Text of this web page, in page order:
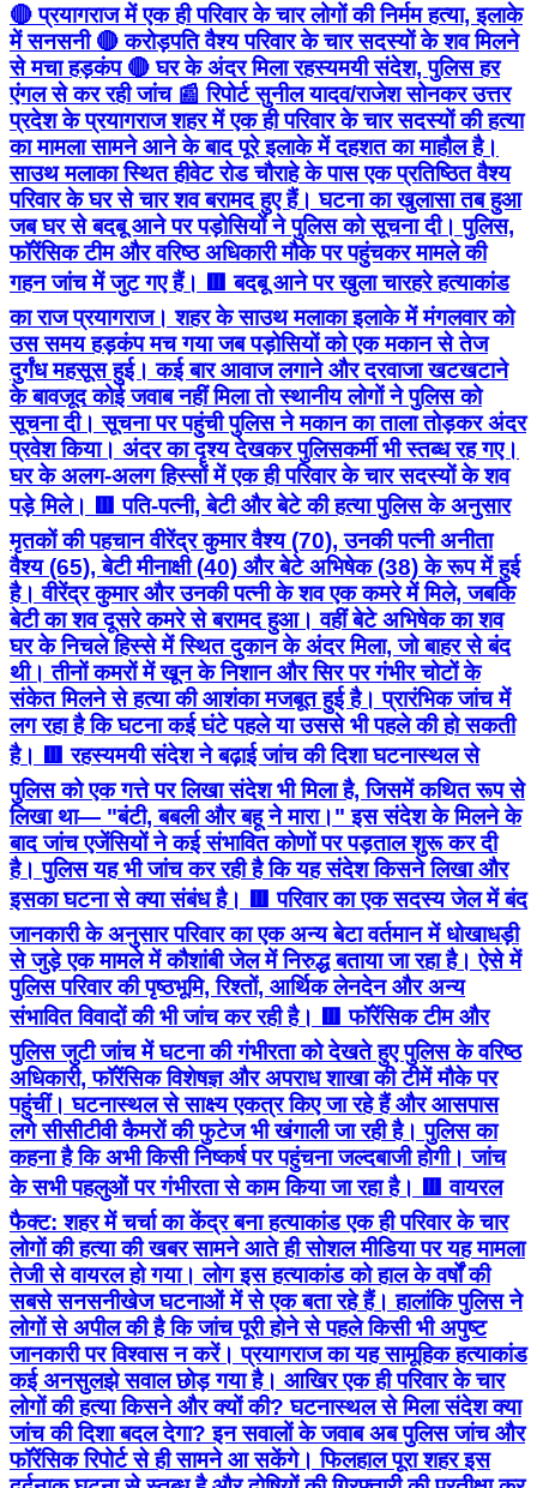
🔴 प्रयागराज में एक ही परिवार के चार लोगों की निर्मम हत्या, इलाके
में सनसनी 🔴 करोड़पति वैश्य परिवार के चार सदस्यों के शव मिलने
से मचा हड़कंप 🔴 घर के अंदर मिला रहस्यमयी संदेश, पुलिस हर
एंगल से कर रही जांच 📰 रिपोर्ट सुनील यादव/राजेश सोनकर उत्तर
प्रदेश के प्रयागराज शहर में एक ही परिवार के चार सदस्यों की हत्या
का मामला सामने आने के बाद पूरे इलाके में दहशत का माहौल है।
साउथ मलाका स्थित हीवेट रोड चौराहे के पास एक प्रतिष्ठित वैश्य
परिवार के घर से चार शव बरामद हुए हैं। घटना का खुलासा तब हुआ
जब घर से बदबू आने पर पड़ोसियों ने पुलिस को सूचना दी। पुलिस,
फॉरेंसिक टीम और वरिष्ठ अधिकारी मौके पर पहुंचकर मामले की
गहन जांच में जुट गए हैं। 🟥 बदबू आने पर खुला चारहरे हत्याकांड
का राज प्रयागराज। शहर के साउथ मलाका इलाके में मंगलवार को
उस समय हड़कंप मच गया जब पड़ोसियों को एक मकान से तेज
दुर्गंध महसूस हुई। कई बार आवाज लगाने और दरवाजा खटखटाने
के बावजूद कोई जवाब नहीं मिला तो स्थानीय लोगों ने पुलिस को
सूचना दी। सूचना पर पहुंची पुलिस ने मकान का ताला तोड़कर अंदर
प्रवेश किया। अंदर का दृश्य देखकर पुलिसकर्मी भी स्तब्ध रह गए।
घर के अलग-अलग हिस्सों में एक ही परिवार के चार सदस्यों के शव
पड़े मिले। 🟥 पति-पत्नी, बेटी और बेटे की हत्या पुलिस के अनुसार
मृतकों की पहचान वीरेंद्र कुमार वैश्य (70), उनकी पत्नी अनीता
वैश्य (65), बेटी मीनाक्षी (40) और बेटे अभिषेक (38) के रूप में हुई
है। वीरेंद्र कुमार और उनकी पत्नी के शव एक कमरे में मिले, जबकि
बेटी का शव दूसरे कमरे से बरामद हुआ। वहीं बेटे अभिषेक का शव
घर के निचले हिस्से में स्थित दुकान के अंदर मिला, जो बाहर से बंद
थी। तीनों कमरों में खून के निशान और सिर पर गंभीर चोटों के
संकेत मिलने से हत्या की आशंका मजबूत हुई है। प्रारंभिक जांच में
लग रहा है कि घटना कई घंटे पहले या उससे भी पहले की हो सकती
है। 🟥 रहस्यमयी संदेश ने बढ़ाई जांच की दिशा घटनास्थल से
पुलिस को एक गत्ते पर लिखा संदेश भी मिला है, जिसमें कथित रूप से
लिखा था— "बंटी, बबली और बहू ने मारा।" इस संदेश के मिलने के
बाद जांच एजेंसियों ने कई संभावित कोणों पर पड़ताल शुरू कर दी
है। पुलिस यह भी जांच कर रही है कि यह संदेश किसने लिखा और
इसका घटना से क्या संबंध है। 🟥 परिवार का एक सदस्य जेल में बंद
जानकारी के अनुसार परिवार का एक अन्य बेटा वर्तमान में धोखाधड़ी
से जुड़े एक मामले में कौशांबी जेल में निरुद्ध बताया जा रहा है। ऐसे में
पुलिस परिवार की पृष्ठभूमि, रिश्तों, आर्थिक लेनदेन और अन्य
संभावित विवादों की भी जांच कर रही है। 🟥 फॉरेंसिक टीम और
पुलिस जुटी जांच में घटना की गंभीरता को देखते हुए पुलिस के वरिष्ठ
अधिकारी, फॉरेंसिक विशेषज्ञ और अपराध शाखा की टीमें मौके पर
पहुंचीं। घटनास्थल से साक्ष्य एकत्र किए जा रहे हैं और आसपास
लगे सीसीटीवी कैमरों की फुटेज भी खंगाली जा रही है। पुलिस का
कहना है कि अभी किसी निष्कर्ष पर पहुंचना जल्दबाजी होगी। जांच
के सभी पहलुओं पर गंभीरता से काम किया जा रहा है। 🟥 वायरल
फैक्ट: शहर में चर्चा का केंद्र बना हत्याकांड एक ही परिवार के चार
लोगों की हत्या की खबर सामने आते ही सोशल मीडिया पर यह मामला
तेजी से वायरल हो गया। लोग इस हत्याकांड को हाल के वर्षों की
सबसे सनसनीखेज घटनाओं में से एक बता रहे हैं। हालांकि पुलिस ने
लोगों से अपील की है कि जांच पूरी होने से पहले किसी भी अपुष्ट
जानकारी पर विश्वास न करें। प्रयागराज का यह सामूहिक हत्याकांड
कई अनसुलझे सवाल छोड़ गया है। आखिर एक ही परिवार के चार
लोगों की हत्या किसने और क्यों की? घटनास्थल से मिला संदेश क्या
जांच की दिशा बदल देगा? इन सवालों के जवाब अब पुलिस जांच और
फॉरेंसिक रिपोर्ट से ही सामने आ सकेंगे। फिलहाल पूरा शहर इस